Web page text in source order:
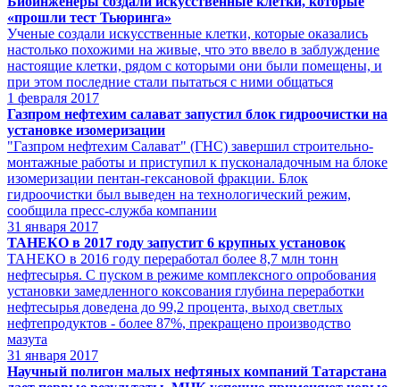
«прошли тест Тьюринга»
Ученые создали искусственные клетки, которые оказались
настолько похожими на живые, что это ввело в заблуждение
настоящие клетки, рядом с которыми они были помещены, и
при этом последние стали пытаться с ними общаться
1 февраля 2017
Газпром нефтехим салават запустил блок гидроочистки на
установке изомеризации
"Газпром нефтехим Салават" (ГНС) завершил строительно-
монтажные работы и приступил к пусконаладочным на блоке
изомеризации пентан-гексановой фракции. Блок
гидроочистки был выведен на технологический режим,
сообщила пресс-служба компании
31 января 2017
ТАНЕКО в 2017 году запустит 6 крупных установок
ТАНЕКО в 2016 году переработал более 8,7 млн тонн
нефтесырья. С пуском в режиме комплексного опробования
установки замедленного коксования глубина переработки
нефтесырья доведена до 99,2 процента, выход светлых
нефтепродуктов - более 87%, прекращено производство
мазута
31 января 2017
Научный полигон малых нефтяных компаний Татарстана